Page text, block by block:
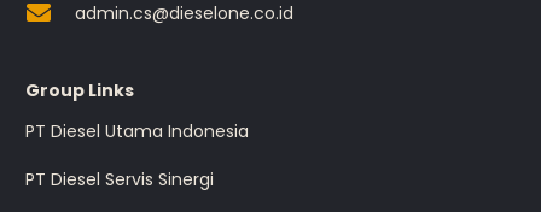
admin.cs@dieselone.co.id
Group Links
PT Diesel Utama Indonesia
PT Diesel Servis Sinergi